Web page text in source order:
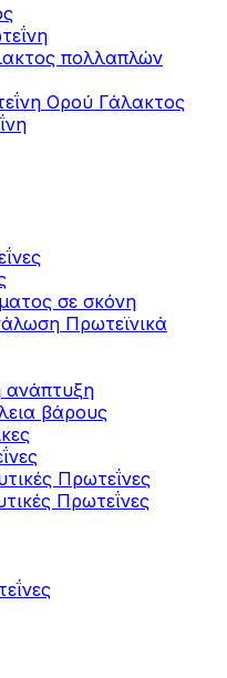
πολλαπλών
Ορού Γάλακτος
σε σκόνη
Πρωτεϊνικά
ανάπτυξη
βάρους
Πρωτεΐνες
Πρωτεΐνες